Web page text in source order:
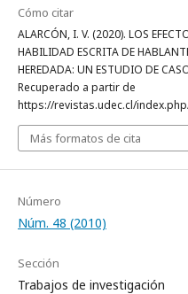
Cómo citar
ALARCÓN, I. V. (2020). LOS
HABILIDAD ESCRITA DE
HEREDADA: UN ESTUDIO DE
Recuperado a partir de
https://revistas.udec.cl/
Más formatos de cita
Número
Núm. 48 (2010)
Sección
Trabajos de investigación